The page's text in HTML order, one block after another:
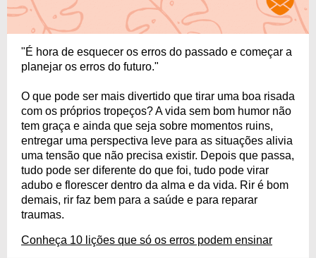
"É hora de esquecer os erros do passado e começar a
planejar os erros do futuro."
O que pode ser mais divertido que tirar uma boa risada
com os próprios tropeços? A vida sem bom humor não
tem graça e ainda que seja sobre momentos ruins,
entregar uma perspectiva leve para as situações alivia
uma tensão que não precisa existir. Depois que passa,
tudo pode ser diferente do que foi, tudo pode virar
adubo e florescer dentro da alma e da vida. Rir é bom
demais, rir faz bem para a saúde e para reparar
traumas.
Conheça 10 lições que só os erros podem ensinar